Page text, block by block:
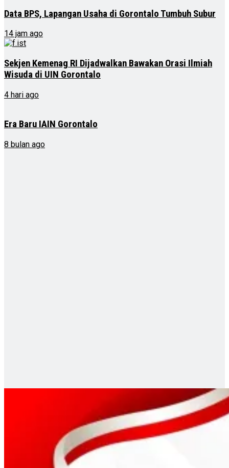
Data BPS, Lapangan Usaha di Gorontalo Tumbuh Subur
14 jam ago
Sekjen Kemenag RI Dijadwalkan Bawakan Orasi Ilmiah
Wisuda di UIN Gorontalo
4 hari ago
Era Baru IAIN Gorontalo
8 bulan ago